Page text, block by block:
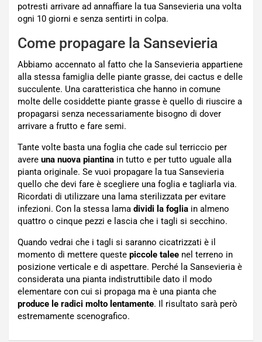
potresti arrivare ad annaffiare la tua Sansevieria una volta
ogni 10 giorni e senza sentirti in colpa.
Come propagare la Sansevieria
Abbiamo accennato al fatto che la Sansevieria appartiene
alla stessa famiglia delle piante grasse, dei cactus e delle
succulente. Una caratteristica che hanno in comune
molte delle cosiddette piante grasse è quello di riuscire a
propagarsi senza necessariamente bisogno di dover
arrivare a frutto e fare semi.
Tante volte basta una foglia che cade sul terriccio per
avere una nuova piantina in tutto e per tutto uguale alla
pianta originale. Se vuoi propagare la tua Sansevieria
quello che devi fare è scegliere una foglia e tagliarla via.
Ricordati di utilizzare una lama sterilizzata per evitare
infezioni. Con la stessa lama dividi la foglia in almeno
quattro o cinque pezzi e lascia che i tagli si secchino.
Quando vedrai che i tagli si saranno cicatrizzati è il
momento di mettere queste piccole talee nel terreno in
posizione verticale e di aspettare. Perché la Sansevieria è
considerata una pianta indistruttibile dato il modo
elementare con cui si propaga ma è una pianta che
produce le radici molto lentamente. Il risultato sarà però
estremamente scenografico.